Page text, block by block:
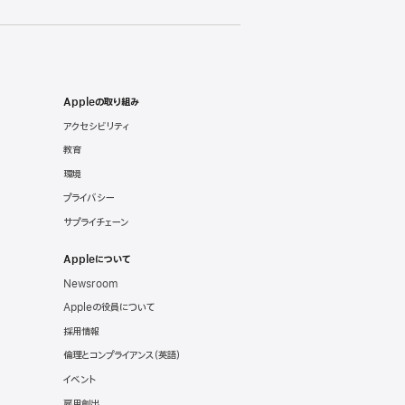
Appleの取り組み
アクセシビリティ
教育
環境
プライバシー
サプライチェーン
Appleについて
Newsroom
Appleの役員について
採用情報
倫理とコンプライアンス（英語）
イベント